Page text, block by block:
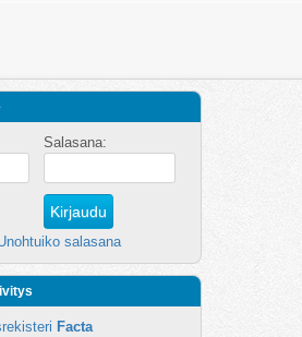
Salasana:
salasana
Facta